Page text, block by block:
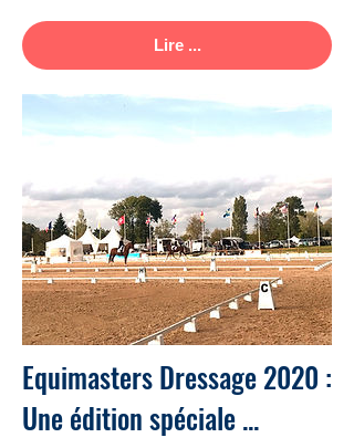
Lire ...
Equimasters Dressage 2020 :
Une édition spéciale ...